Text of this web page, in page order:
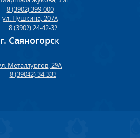
8 (3902) 399-000
ул. Пушкина, 207А
8 (3902) 24-42-32
г. Саяногорск
Металлургов, 29А
8 (39042) 34-333